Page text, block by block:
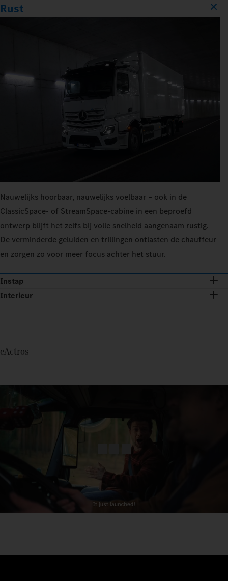
Rust
Nauwelijks hoorbaar, nauwelijks voelbaar – ook in de
ClassicSpace- of StreamSpace-cabine in een beproefd
ontwerp blijft het zelfs bij volle snelheid aangenaam rustig.
De verminderde geluiden en trillingen ontlasten de chauffeur
en zorgen zo voor meer focus achter het stuur.
Instap
Interieur
eActros